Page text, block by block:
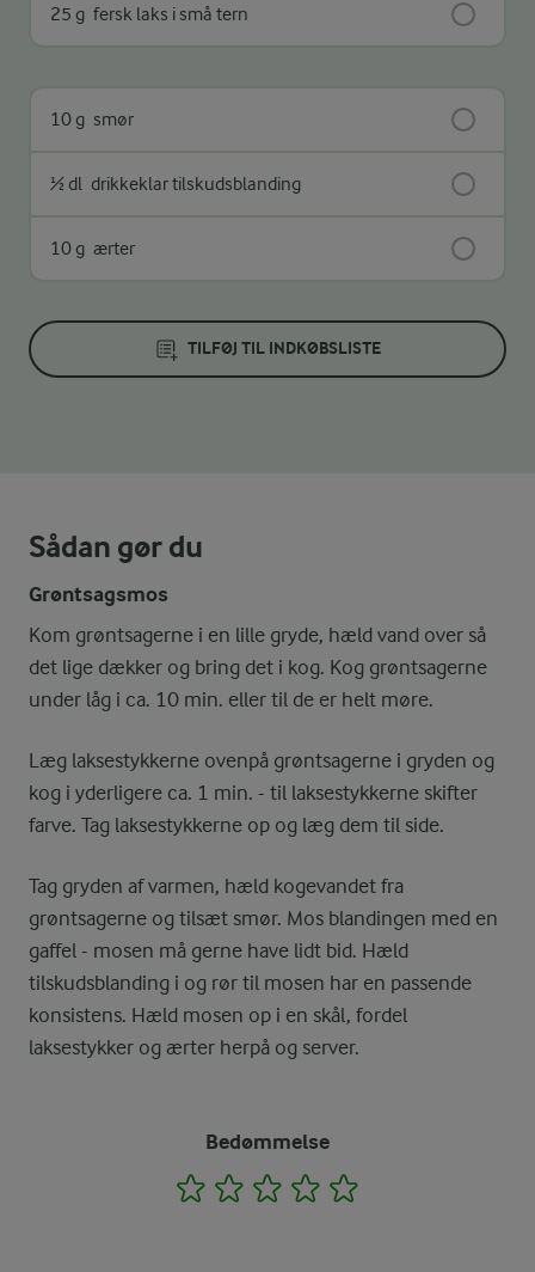
25 g fersk laks i små tern
10 g smør
½ dl drikkeklar tilskudsblanding
10 g ærter
TILFØJ TIL INDKØBSLISTE
Sådan gør du
Grøntsagsmos
Kom grøntsagerne i en lille gryde, hæld vand over så
det lige dækker og bring det i kog. Kog grøntsagerne
under låg i ca. 10 min. eller til de er helt møre.
Læg laksestykkerne ovenpå grøntsagerne i gryden og
kog i yderligere ca. 1 min. - til laksestykkerne skifter
farve. Tag laksestykkerne op og læg dem til side.
Tag gryden af varmen, hæld kogevandet fra
grøntsagerne og tilsæt smør. Mos blandingen med en
gaffel - mosen må gerne have lidt bid. Hæld
tilskudsblanding i og rør til mosen har en passende
konsistens. Hæld mosen op i en skål, fordel
laksestykker og ærter herpå og server.
Bedømmelse
1 2 3 4